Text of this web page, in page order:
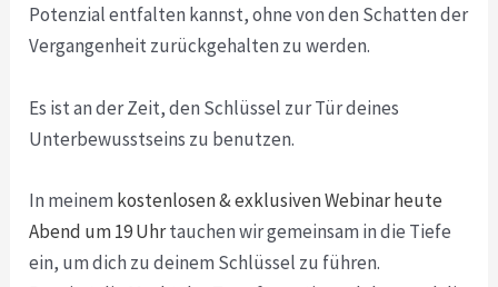
Potenzial entfalten kannst, ohne von den Schatten der
Vergangenheit zurückgehalten zu werden.
Es ist an der Zeit, den Schlüssel zur Tür deines
Unterbewusstseins zu benutzen.
In meinem kostenlosen & exklusiven Webinar heute
Abend um 19 Uhrtauchen wir gemeinsam in die Tiefe
ein, um dich zu deinem Schlüssel zu führen.